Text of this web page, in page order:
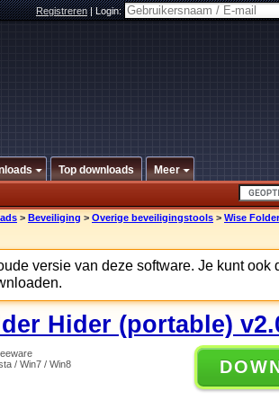
Registreren|Login:
Top downloads Meer
> Beveiliging > Overige beveiligingstools > Wise
versie van deze software. Je kunt ook
Hider (portable)
/ Win7 / Win8